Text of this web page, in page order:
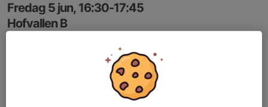
Fredag 5 jun, 16:30-17:45
Hofvallen B
Samling: 16:25, Hofvallen B